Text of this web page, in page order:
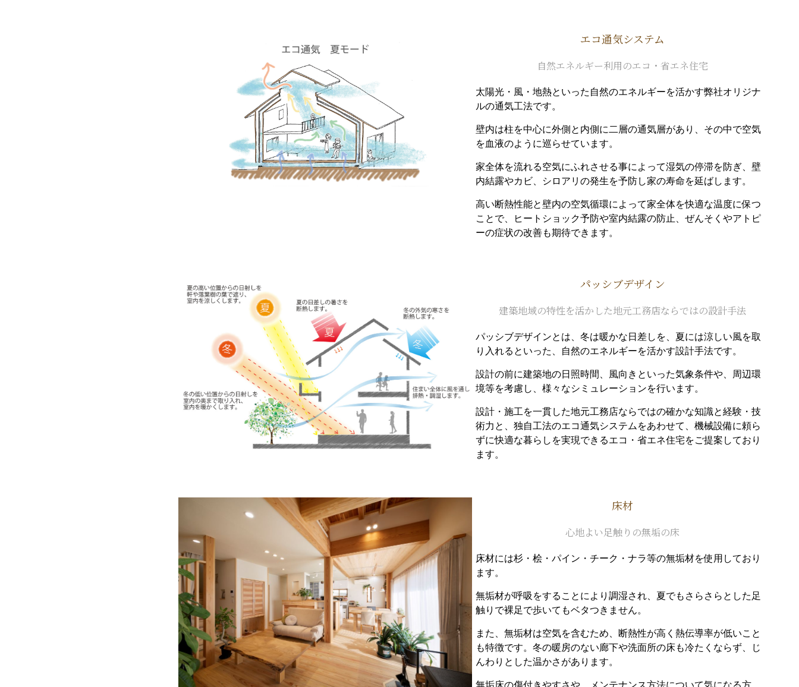
エコ通気システム
自然エネルギー利用のエコ・省エネ住宅
太陽光・風・地熱といった自然のエネルギーを活かす弊社オリジナ
ルの通気工法です。
壁内は柱を中心に外側と内側に二層の通気層があり、その中で空気
を血液のように巡らせています。
家全体を流れる空気にふれさせる事によって湿気の停滞を防ぎ、壁
内結露やカビ、シロアリの発生を予防し家の寿命を延ばします。
高い断熱性能と壁内の空気循環によって家全体を快適な温度に保つ
ことで、ヒートショック予防や室内結露の防止、ぜんそくやアトピ
ーの症状の改善も期待できます。
パッシブデザイン
建築地域の特性を活かした地元工務店ならではの設計手法
パッシブデザインとは、冬は暖かな日差しを、夏には涼しい風を取
り入れるといった、自然のエネルギーを活かす設計手法です。
設計の前に建築地の日照時間、風向きといった気象条件や、周辺環
境等を考慮し、様々なシミュレーションを行います。
設計・施工を一貫した地元工務店ならではの確かな知識と経験・技
術力と、独自工法のエコ通気システムをあわせて、機械設備に頼ら
ずに快適な暮らしを実現できるエコ・省エネ住宅をご提案しており
ます。
床材
心地よい足触りの無垢の床
床材には杉・桧・パイン・チーク・ナラ等の無垢材を使用しており
ます。
無垢材が呼吸をすることにより調湿され、夏でもさらさらとした足
触りで裸足で歩いてもベタつきません。
また、無垢材は空気を含むため、断熱性が高く熱伝導率が低いこと
も特徴です。冬の暖房のない廊下や洗面所の床も冷たくならず、じ
んわりとした温かさがあります。
無垢床の傷付きやすさや、メンテナンス方法について気になる方